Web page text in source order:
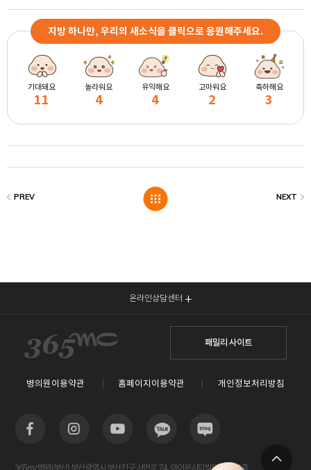
지방 하나만, 우리의 새소식을 클릭으로 응원해주세요.
기대돼요
11
놀라워요
4
유익해요
4
고마워요
2
축하해요
3
온라인상담센터
패밀리 사이트
병의원이용약관 홈페이지이용약관 개인정보처리방침
365mc병원(부산) 부산광역시 부산진구 서면로 74, 아이온시티빌딩 13~15층